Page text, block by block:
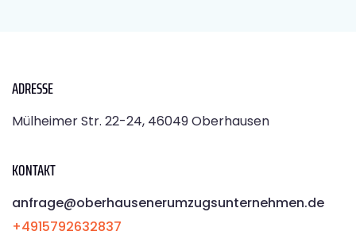
ADRESSE
Mülheimer Str. 22-24, 46049 Oberhausen
KONTAKT
anfrage@oberhausenerumzugsunternehmen.de
+4915792632837